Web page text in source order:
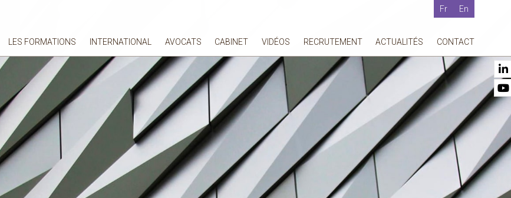
Fr En
LES FORMATIONS INTERNATIONAL AVOCATS CABINET VIDÉOS RECRUTEMENT ACTUALITÉS CONTACT